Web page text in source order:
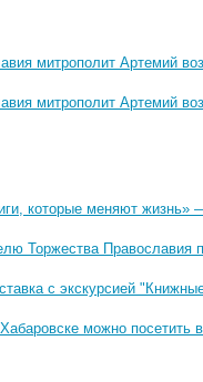
митрополит Артемий
митрополит Артемий
которые меняют жизнь»
Торжества Православия
с экскурсией
можно посетить